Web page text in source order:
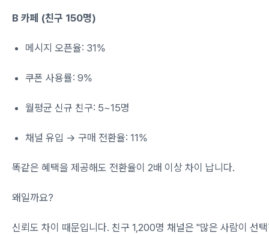
B 카페 (친구 150명)
메시지 오픈율: 31%
쿠폰 사용률: 9%
월평균 신규 친구: 5~15명
채널 유입 → 구매 전환율: 11%
똑같은 혜택을 제공해도 전환율이 2배 이상 차이 납니다.
왜일까요?
신뢰도 차이 때문입니다. 친구 1,200명 채널은 "많은 사람이 선